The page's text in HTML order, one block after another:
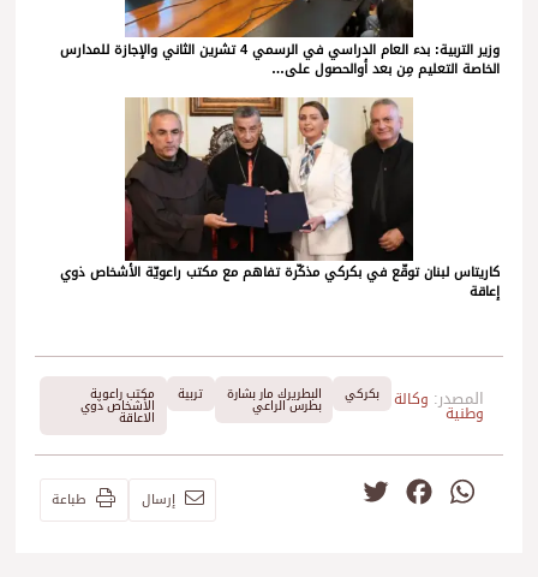
وزير التربية: بدء العام الدراسي في الرسمي 4 تشرين الثاني والإجازة للمدارس
الخاصة التعليم مِن بعد أوالحصول على…
كاريتاس لبنان توقّع في بكركي مذكّرة تفاهم مع مكتب راعويّة الأشخاص ذوي
إعاقة
المصدر: وكالة
وطنية
بكركي البطريرك مار بشارة
بطرس الراعي
تربية مكتب راعوية
الأشخاص ذوي
الاعاقة
WhatsApp
Facebook إرسال طباعة